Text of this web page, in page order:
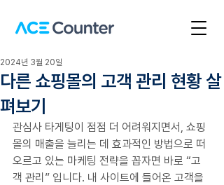
다른 쇼핑몰의 고객 관리 현황 살
펴보기
2024년 3월 20일
관심사 타게팅이 점점 더 어려워지면서, 쇼핑
몰의 매출을 늘리는 데 효과적인 방법으로 떠
오르고 있는 마케팅 전략을 꼽자면 바로 “고
객 관리” 입니다. 내 사이트에 들어온 고객을